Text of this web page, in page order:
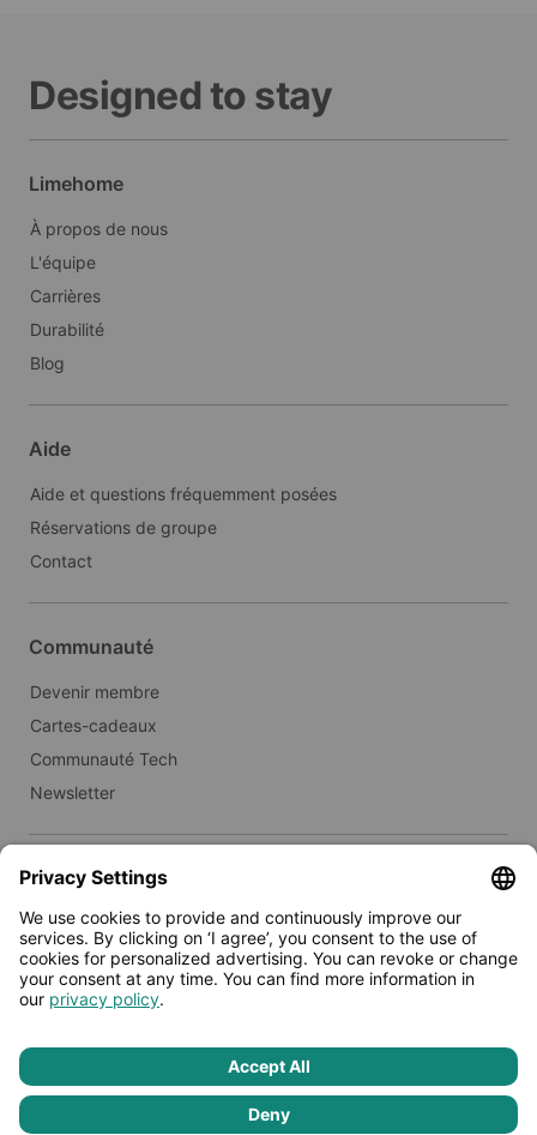
Designed to stay
Limehome
À propos de nous
L'équipe
Carrières
Durabilité
Blog
Aide
Aide et questions fréquemment posées
Réservations de groupe
Contact
Communauté
Devenir membre
Cartes-cadeaux
Communauté Tech
Newsletter
Immobilier
Louer à Limehome
Presse